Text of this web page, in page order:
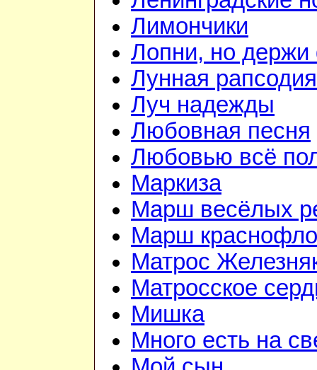
Лимончики
Лопни, но
Лунная рапсодия
Луч надежды
Любовная песня
Любовью всё
Маркиза
Марш весёлых
Марш
Матрос
Матросское
Мишка
Много есть на